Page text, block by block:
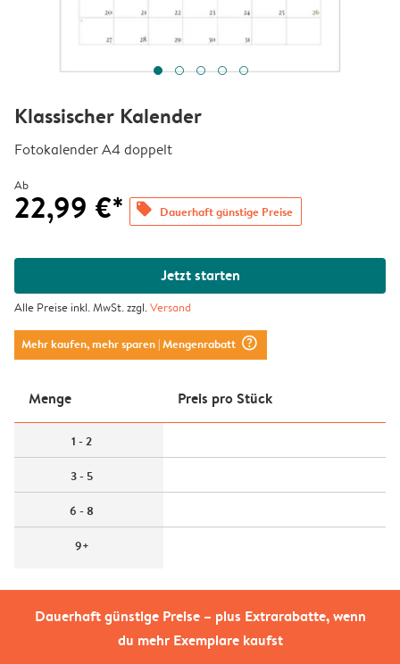
Dauerhaft günstige Preise – plus Extrarabatte, wenn
du mehr Exemplare kaufst
Klassischer Kalender
Fotokalender A4 doppelt
Ab
22,99 €* offers Dauerhaft günstige Preise
Jetzt starten
Alle Preise inkl. MwSt. zzgl.Versand
Mehr kaufen, mehr sparen| Mengenrabatt question_mark_circle
Menge Preis pro Stück
1 - 2
3 - 5
6 - 8
9+